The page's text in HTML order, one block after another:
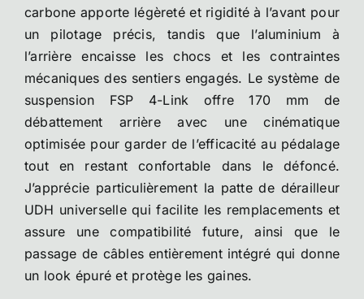
carbone apporte légèreté et rigidité à l’avant pour
un pilotage précis, tandis que l’aluminium à
l’arrière encaisse les chocs et les contraintes
mécaniques des sentiers engagés. Le système de
suspension FSP 4-Link offre 170 mm de
débattement arrière avec une cinématique
optimisée pour garder de l’efficacité au pédalage
tout en restant confortable dans le défoncé.
J’apprécie particulièrement la patte de dérailleur
UDH universelle qui facilite les remplacements et
assure une compatibilité future, ainsi que le
passage de câbles entièrement intégré qui donne
un look épuré et protège les gaines.